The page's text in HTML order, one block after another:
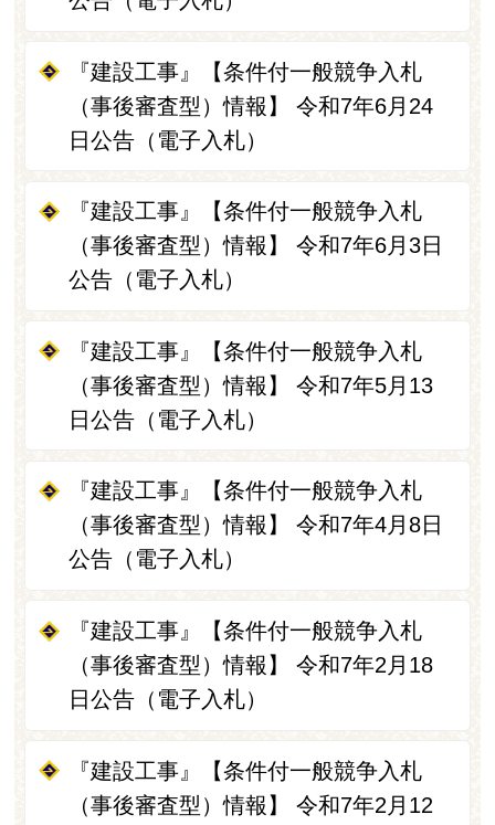
『建設工事』【条件付一般競争入札
（事後審査型）情報】 令和7年6月24
日公告（電子入札）
『建設工事』【条件付一般競争入札
（事後審査型）情報】 令和7年6月3日
公告（電子入札）
『建設工事』【条件付一般競争入札
（事後審査型）情報】 令和7年5月13
日公告（電子入札）
『建設工事』【条件付一般競争入札
（事後審査型）情報】 令和7年4月8日
公告（電子入札）
『建設工事』【条件付一般競争入札
（事後審査型）情報】 令和7年2月18
日公告（電子入札）
『建設工事』【条件付一般競争入札
（事後審査型）情報】 令和7年2月12